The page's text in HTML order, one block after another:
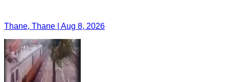
Thane, Thane | Aug 8, 2026